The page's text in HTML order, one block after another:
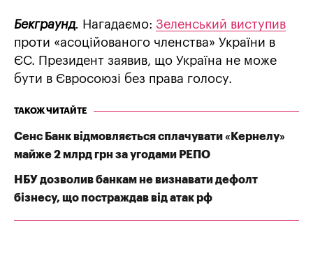
Бекграунд. Нагадаємо: Зеленський виступив
проти «асоційованого членства» України в
ЄС. Президент заявив, що Україна не може
бути в Євросоюзі без права голосу.
ТАКОЖ ЧИТАЙТЕ
Сенс Банк відмовляється сплачувати «Кернелу»
майже 2 млрд грн за угодами РЕПО
НБУ дозволив банкам не визнавати дефолт
бізнесу, що постраждав від атак рф